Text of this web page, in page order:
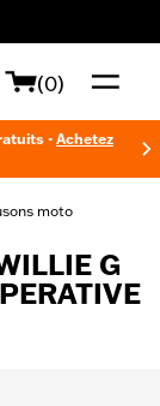
(0)
- Achetez
moto
G